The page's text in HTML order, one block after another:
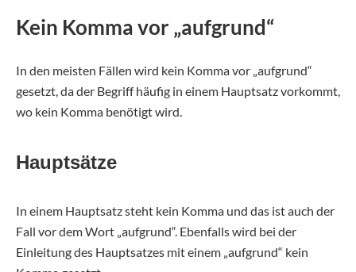
Kein Komma vor „aufgrund“
In den meisten Fällen wird kein Komma vor „aufgrund“
gesetzt, da der Begriff häufig in einem Hauptsatz vorkommt,
wo kein Komma benötigt wird.
Hauptsätze
In einem Hauptsatz steht kein Komma und das ist auch der
Fall vor dem Wort „aufgrund“. Ebenfalls wird bei der
Einleitung des Hauptsatzes mit einem „aufgrund“ kein